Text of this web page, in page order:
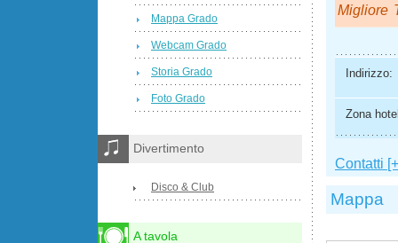
Migliore
Indirizzo:
Zona
Contatti
Mappa
Mappa Grado
Webcam Grado
Storia Grado
Foto Grado
Divertimento
Disco & Club
A tavola